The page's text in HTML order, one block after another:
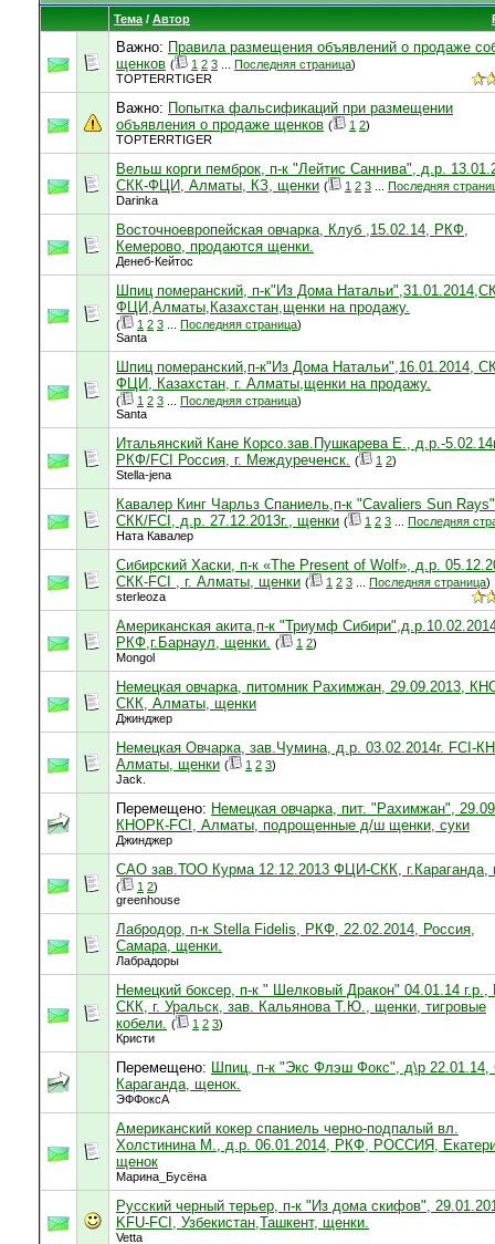
Тема / Автор
Важно: Правила размещения объявлений о продаже
щенков ( 1 2 3 Последняя страница)
TOPTERRTIGER
Важно: Попытка фальсификаций при размещении
объявления о продаже щенков ( 1 2)
TOPTERRTIGER
Вельш корги пемброк, п-к "Лейтис Саннива", д.р.
СКК-ФЦИ, Алматы, КЗ, щенки ( 1 2 3
Последняя
Darinka
Восточноевропейская овчарка, Клуб ,15.02.14, РКФ,
Кемерово, продаются щенки.
Денеб-Кейтос
Шпиц померанский, п-к"Из Дома
ФЦИ,Алматы,Казахстан,щенки на продажу.
( 1 2 3 Последняя страница)
Santa
Шпиц померанский,п-к"Из Дома Натальи",16.01.2014,
ФЦИ, Казахстан, г. Алматы,щенки на продажу.
( 1 2 3 Последняя страница)
Santa
Итальянский Кане Корсо.зав.Пушкарева Е., д.р.-
РКФ/FCI Россия, г. Междуреченск. ( 1 2)
Stella-jena
Кавалер Кинг Чарльз Спаниель,п-к "Cavaliers Sun
СКК/FCI, д.р. 27.12.2013г., щенки ( 1 2 3
Последняя
Ната Кавалер
Сибирский Хаски, п-к «The Present of Wolf», д.р.
СКК-FCI , г. Алматы, щенки ( 1 2 3 Последняя страница)
sterleoza
Американская акита,п-к "Триумф
РКФ,г.Барнаул, щенки. ( 1 2)
Mongol
Немецкая овчарка, питомник Рахимжан, 29.09.2013,
СКК, Алматы, щенки
Джинджер
Немецкая Овчарка, зав.Чумина, д.р. 03.02.2014г. FCI-
Алматы, щенки ( 1 2 3)
Jack.
Перемещено: Немецкая овчарка, пит. "Рахимжан",
КНОРК-FCI, Алматы, подрощенные д/ш щенки, суки
Джинджер
САО зав.ТОО Курма 12.12.2013 ФЦИ-СКК, г.Караганда,
( 1 2)
greenhouse
Лабродор, п-к Stella Fidelis, РКФ, 22.02.2014, Россия,
Самара, щенки.
Лабрадоры
Немецкий боксер, п-к " Шелковый Дракон" 04.01.14 г.р.,
СКК, г. Уральск, зав. Кальянова Т.Ю., щенки, тигровые
кобели. ( 1 2 3)
Кристи
Перемещено: Шпиц, п-к "Экс Флэш Фокс", д\р
Караганда, щенок.
ЭФФоксА
Американский кокер спаниель черно-подпалый вл.
Холстинина М., д.р. 06.01.2014, РКФ, РОССИЯ,
щенок
Марина_Бусёна
Русский черный терьер, п-к "Из дома скифов",
KFU-FCI, Узбекистан,Ташкент, щенки.
Vetta